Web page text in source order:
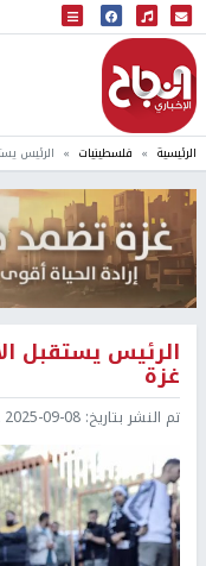
البث المباشر
إذاعة النجاح
الرئيسية فلسطينيات الرئيس
الرئيس يستقبل
غزة
تم النشر بتاريخ: 2025-09-08 08:32